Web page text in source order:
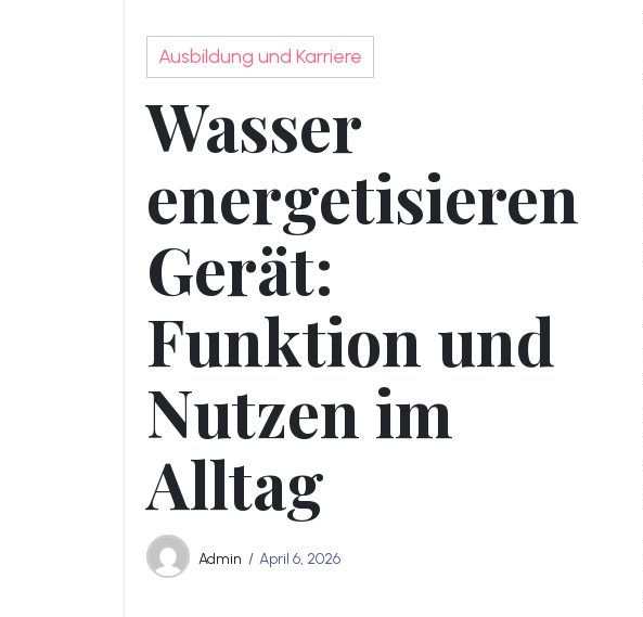
Ausbildung und Karriere
Wasser
energetisieren
Gerät:
Funktion und
Nutzen im
Alltag
Admin April 6, 2026